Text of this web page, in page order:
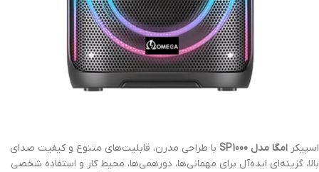
اسپیکر امگا مدل SP1000
با طراحی مدرن، قابلیت‌های متنوع و کیفیت صدای
بالا، گزینه‌ای ایده‌آل برای مهمانی‌ها، دورهمی‌ها، محیط کار و استفاده شخصی